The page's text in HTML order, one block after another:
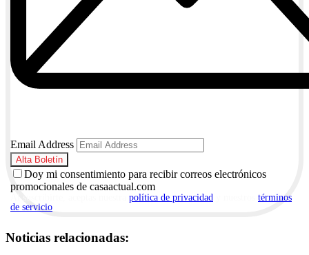
Email Address
Doy mi consentimiento para recibir correos electrónicos
promocionales de casaactual.com
política de privacidad
términos
de servicio
Noticias relacionadas: